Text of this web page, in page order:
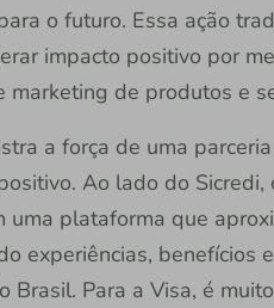
o futuro. Essa ação
impacto positivo por
marketing de produtos e
a força de uma
Ao lado do
uma plataforma que
experiências, benefícios
Brasil. Para a Visa, é